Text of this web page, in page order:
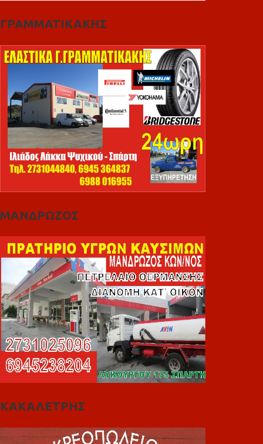
ΓΡΑΜΜΑΤΙΚΑΚΗΣ
ΜΑΝΔΡΩΖΟΣ
ΚΑΚΑΛΕΤΡΗΣ